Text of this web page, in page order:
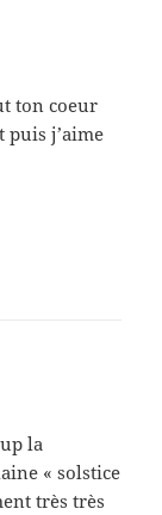
ton coeur
puis j’aime
la
« solstice
très très